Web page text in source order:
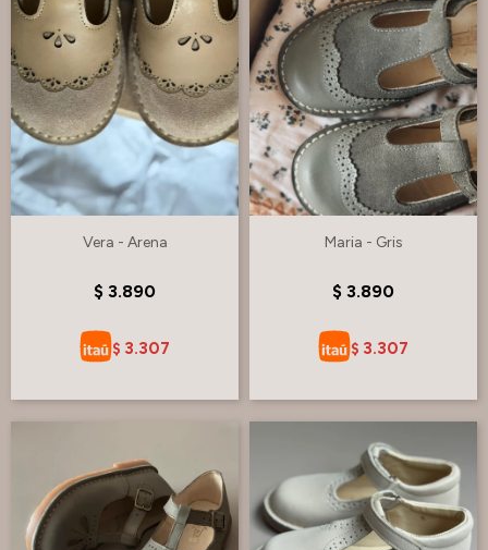
Vera - Arena
$ 3.890
$ 3.307
Maria - Gris
$ 3.890
$ 3.307